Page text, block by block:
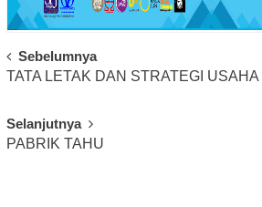
Post
Navigation
Sebelumnya
TATA LETAK DAN STRATEGI USAHA
Selanjutnya
PABRIK TAHU